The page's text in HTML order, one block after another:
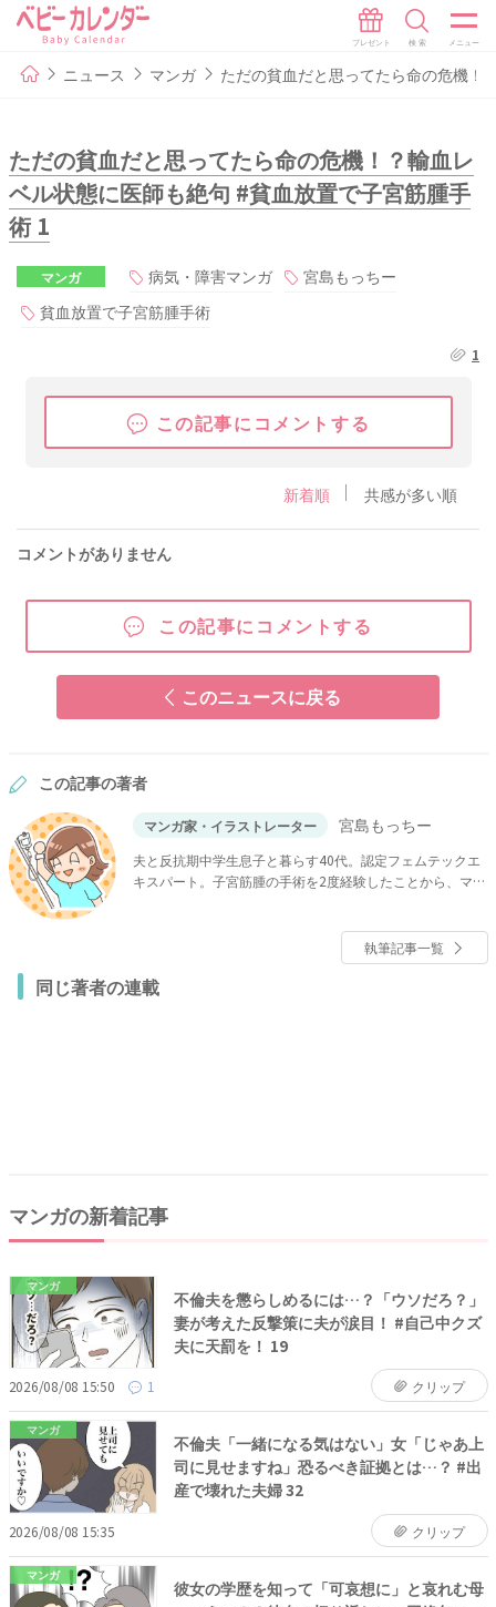
ニュース マンガ ただの貧血だと思ってたら命の危機！
ただの貧血だと思ってたら命の危機！？輸血レ
ベル状態に医師も絶句 #貧血放置で子宮筋腫手
術 1
マンガ 病気・障害マンガ
宮島もっちー
貧血放置で子宮筋腫手術
1
この記事にコメントする
新着順 共感が多い順
コメントがありません
この記事にコメントする
このニュースに戻る
この記事の著者
マンガ家・イラストレーター 宮島もっちー
夫と反抗期中学生息子と暮らす40代。認定フェムテックエ
キスパート。子宮筋腫の手術を2度経験したことから、マン
執筆記事一覧
同じ著者の連載
マンガの新着記事
マンガ
不倫夫を懲らしめるには…？「ウソだろ？」
妻が考えた反撃策に夫が涙目！ #自己中クズ
夫に天罰を！ 19
2026/08/08 15:50 1 クリップ
マンガ
不倫夫「一緒になる気はない」女「じゃあ上
司に見せますね」恐るべき証拠とは…？ #出
産で壊れた夫婦 32
2026/08/08 15:35 クリップ
マンガ
彼女の学歴を知って「可哀想に」と哀れむ母